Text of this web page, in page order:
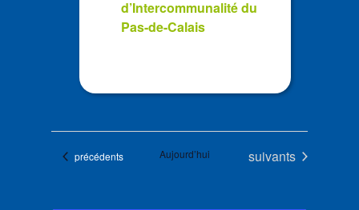
d’Intercommunalité du
Pas-de-Calais
Évènements
précédents Aujourd’hui Évènements
suivants